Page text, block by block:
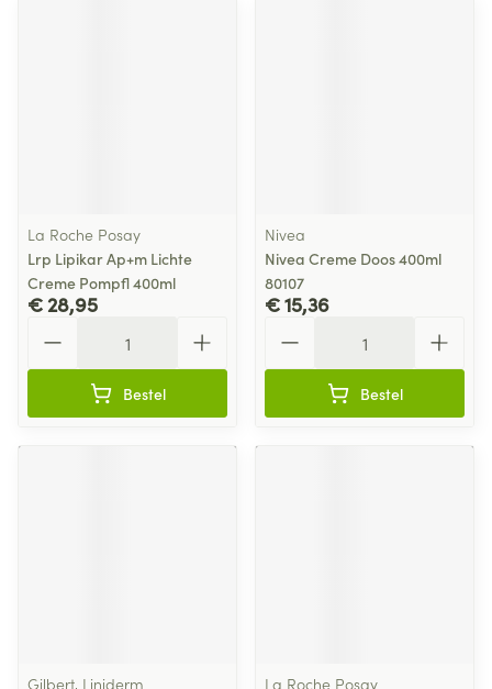
La Roche Posay
Lrp Lipikar Ap+m Lichte
Creme Pompfl 400ml
€ 28,95
Bestel
Nivea
Nivea Creme Doos 400ml
80107
€ 15,36
Bestel
Gilbert, Liniderm La Roche Posay